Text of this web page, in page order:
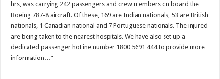
hrs, was carrying 242 passengers and crew members on board the
Boeing 787-8 aircraft. Of these, 169 are Indian nationals, 53 are British
nationals, 1 Canadian national and 7 Portuguese nationals. The injured
are being taken to the nearest hospitals. We have also set up a
dedicated passenger hotline number 1800 5691 444 to provide more
information…”